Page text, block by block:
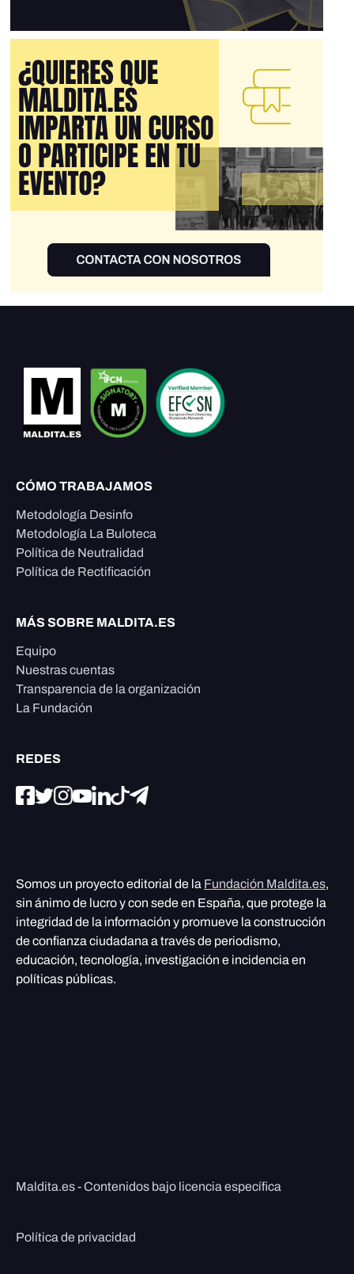
CÓMO TRABAJAMOS
Metodología Desinfo
Metodología La Buloteca
Política de Neutralidad
Política de Rectificación
MÁS SOBRE MALDITA.ES
Equipo
Nuestras cuentas
Transparencia de la organización
La Fundación
REDES
Somos un proyecto editorial de la Fundación Maldita.es,
sin ánimo de lucro y con sede en España, que protege la
integridad de la información y promueve la construcción
de confianza ciudadana a través de periodismo,
educación, tecnología, investigación e incidencia en
políticas públicas.
Maldita.es - Contenidos bajo licencia específica
Política de privacidad